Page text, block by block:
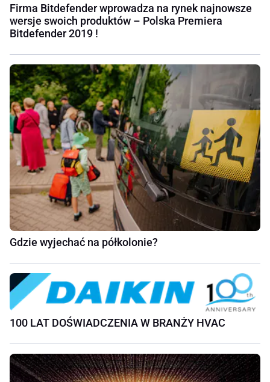
Firma Bitdefender wprowadza na rynek najnowsze
wersje swoich produktów – Polska Premiera
Bitdefender 2019 !
Gdzie wyjechać na półkolonie?
100 LAT DOŚWIADCZENIA W BRANŻY HVAC